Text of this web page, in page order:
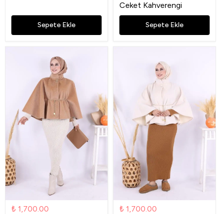
Sepete Ekle
Ceket Kahverengi
Sepete Ekle
₺ 1,700.00
₺ 1,700.00